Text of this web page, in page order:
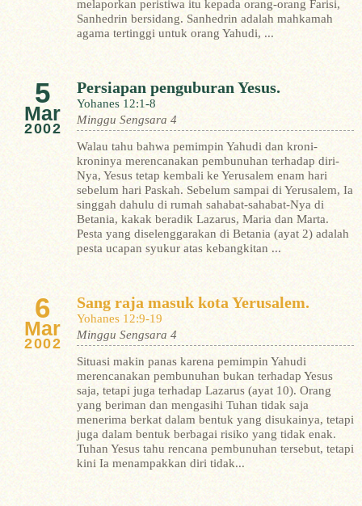
melaporkan peristiwa itu kepada orang-orang Farisi,
Sanhedrin bersidang. Sanhedrin adalah mahkamah
agama tertinggi untuk orang Yahudi, ...
5
Mar
2002
Persiapan penguburan Yesus.
Yohanes 12:1-8
Minggu Sengsara 4
Walau tahu bahwa pemimpin Yahudi dan kroni-
kroninya merencanakan pembunuhan terhadap diri-
Nya, Yesus tetap kembali ke Yerusalem enam hari
sebelum hari Paskah. Sebelum sampai di Yerusalem, Ia
singgah dahulu di rumah sahabat-sahabat-Nya di
Betania, kakak beradik Lazarus, Maria dan Marta.
Pesta yang diselenggarakan di Betania (ayat 2) adalah
pesta ucapan syukur atas kebangkitan ...
6
Mar
2002
Sang raja masuk kota Yerusalem.
Yohanes 12:9-19
Minggu Sengsara 4
Situasi makin panas karena pemimpin Yahudi
merencanakan pembunuhan bukan terhadap Yesus
saja, tetapi juga terhadap Lazarus (ayat 10). Orang
yang beriman dan mengasihi Tuhan tidak saja
menerima berkat dalam bentuk yang disukainya, tetapi
juga dalam bentuk berbagai risiko yang tidak enak.
Tuhan Yesus tahu rencana pembunuhan tersebut, tetapi
kini Ia menampakkan diri tidak...